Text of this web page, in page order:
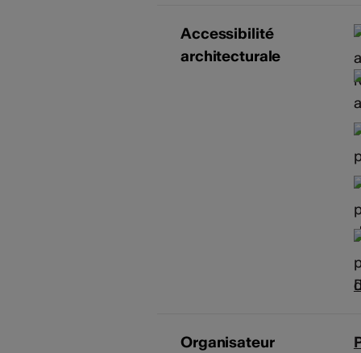
Accessibilité
architecturale
Organisateur